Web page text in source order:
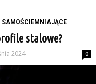
stalowe?
2024 0